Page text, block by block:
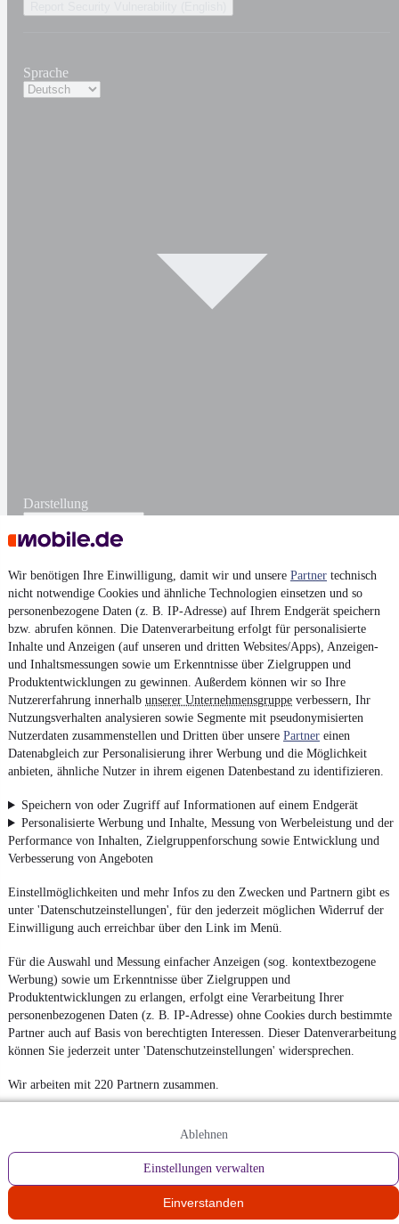
Wir benötigen Ihre Einwilligung, damit wir und unsere Partner technisch
nicht notwendige Cookies und ähnliche Technologien einsetzen und so
personenbezogene Daten (z. B. IP-Adresse) auf Ihrem Endgerät speichern
bzw. abrufen können. Die Datenverarbeitung erfolgt für personalisierte
Inhalte und Anzeigen (auf unseren und dritten Websites/Apps), Anzeigen-
und Inhaltsmessungen sowie um Erkenntnisse über Zielgruppen und
Produktentwicklungen zu gewinnen. Außerdem können wir so Ihre
Nutzererfahrung innerhalb unserer Unternehmensgruppe verbessern, Ihr
Nutzungsverhalten analysieren sowie Segmente mit pseudonymisierten
Nutzerdaten zusammenstellen und Dritten über unsere Partner einen
Datenabgleich zur Personalisierung ihrer Werbung und die Möglichkeit
anbieten, ähnliche Nutzer in ihrem eigenen Datenbestand zu identifizieren.
Speichern von oder Zugriff auf Informationen auf einem Endgerät
Personalisierte Werbung und Inhalte, Messung von Werbeleistung und der
Performance von Inhalten, Zielgruppenforschung sowie Entwicklung und
Verbesserung von Angeboten
Einstellmöglichkeiten und mehr Infos zu den Zwecken und Partnern gibt es
unter 'Datenschutzeinstellungen', für den jederzeit möglichen Widerruf der
Einwilligung auch erreichbar über den Link im Menü.
Für die Auswahl und Messung einfacher Anzeigen (sog. kontextbezogene
Werbung) sowie um Erkenntnisse über Zielgruppen und
Produktentwicklungen zu erlangen, erfolgt eine Verarbeitung Ihrer
personenbezogenen Daten (z. B. IP-Adresse) ohne Cookies durch bestimmte
Partner auch auf Basis von berechtigten Interessen. Dieser Datenverarbeitung
können Sie jederzeit unter 'Datenschutzeinstellungen' widersprechen.
Wir arbeiten mit 220 Partnern zusammen.
Ablehnen
Einstellungen verwalten
Einverstanden
Sprache
Darstellung